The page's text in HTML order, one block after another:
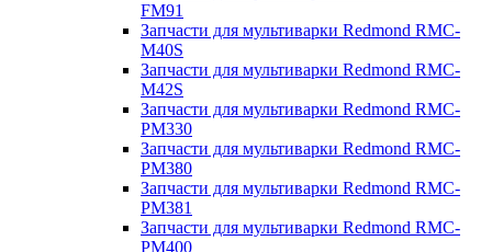
FM91
Запчасти для мультиварки Redmond RMC-
M40S
Запчасти для мультиварки Redmond RMC-
M42S
Запчасти для мультиварки Redmond RMC-
PM330
Запчасти для мультиварки Redmond RMC-
PM380
Запчасти для мультиварки Redmond RMC-
PM381
Запчасти для мультиварки Redmond RMC-
PM400